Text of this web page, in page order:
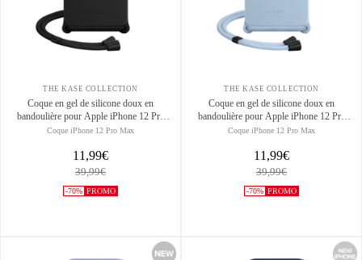
THE KASE COLLECTION
Coque en gel de silicone doux en
bandoulière pour Apple iPhone 12 Pro
Max, Noir satin
Coque iPhone 12 Pro Max
11,99€
39,99€
-70% PROMO
THE KASE COLLECTION
Coque en gel de silicone doux en
bandoulière pour Apple iPhone 12 Pro
Max, Bleu Lilas
Coque iPhone 12 Pro Max
11,99€
39,99€
-70% PROMO